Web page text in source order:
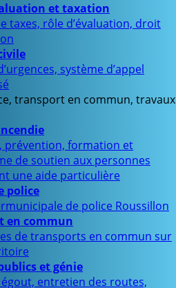
et taxation
taxes, rôle d’évaluation, droit
système d’appel
transport en commun, travaux
prévention, formation et
de soutien aux personnes
une aide particulière
police
de police Roussillon
en commun
de transports en commun sur
et génie
entretien des routes,